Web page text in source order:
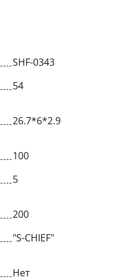
SHF-0343
54
26.7*6*2.9
100
5
200
"S-CHIEF"
Нет